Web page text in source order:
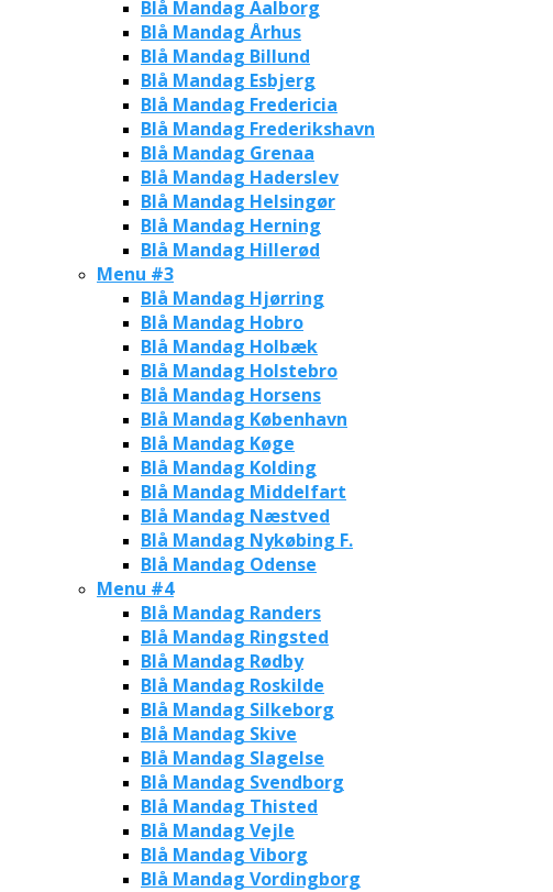
Blå Mandag Aalborg
Blå Mandag Århus
Blå Mandag Billund
Blå Mandag Esbjerg
Blå Mandag Fredericia
Blå Mandag Frederikshavn
Blå Mandag Grenaa
Blå Mandag Haderslev
Blå Mandag Helsingør
Blå Mandag Herning
Blå Mandag Hillerød
Menu #3
Blå Mandag Hjørring
Blå Mandag Hobro
Blå Mandag Holbæk
Blå Mandag Holstebro
Blå Mandag Horsens
Blå Mandag København
Blå Mandag Køge
Blå Mandag Kolding
Blå Mandag Middelfart
Blå Mandag Næstved
Blå Mandag Nykøbing F.
Blå Mandag Odense
Menu #4
Blå Mandag Randers
Blå Mandag Ringsted
Blå Mandag Rødby
Blå Mandag Roskilde
Blå Mandag Silkeborg
Blå Mandag Skive
Blå Mandag Slagelse
Blå Mandag Svendborg
Blå Mandag Thisted
Blå Mandag Vejle
Blå Mandag Viborg
Blå Mandag Vordingborg